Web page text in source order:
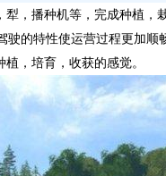
，播种机等，完成种植，
的特性使运营过程更加顺
，培育，收获的感觉。